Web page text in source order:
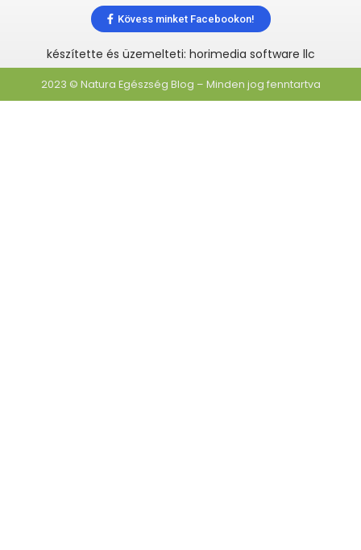
Kövess minket Facebookon!
készítette és üzemelteti: horimedia software llc
2023 © Natura Egészség Blog – Minden jog fenntartva